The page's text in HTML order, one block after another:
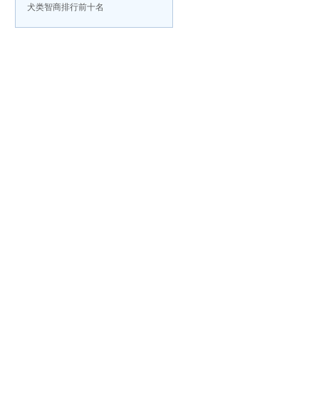
犬类智商排行前十名